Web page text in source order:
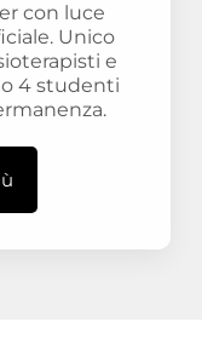
con luce
Unico
e
4 studenti